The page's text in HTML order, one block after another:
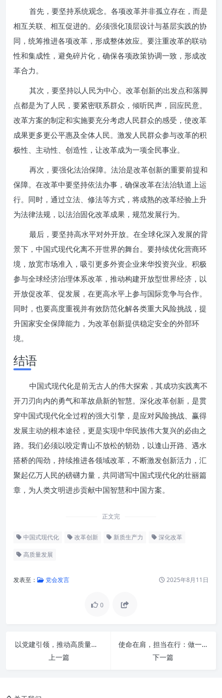
首先，要坚持系统观念。各项改革并非孤立存在，而是
相互关联、相互促进的。必须强化顶层设计与基层实践的协
同，统筹推进各项改革，形成整体效应。要注重改革的联动
性和集成性，避免碎片化，确保各项政策协调一致，形成改
革合力。
其次，要坚持以人民为中心。改革创新的出发点和落脚
点都是为了人民，要紧密联系群众，倾听民声，回应民意。
改革方案的制定和实施要充分考虑人民群众的感受，使改革
成果更多更公平惠及全体人民。激发人民群众参与改革的积
极性、主动性、创造性，让改革成为一项全民事业。
再次，要强化法治保障。法治是改革创新的重要前提和
保障。在改革中要坚持依法办事，确保改革在法治轨道上运
行。同时，通过立法、修法等方式，将成熟的改革经验上升
为法律法规，以法治固化改革成果，规范发展行为。
最后，要坚持高水平对外开放。在全球化深入发展的背
景下，中国式现代化离不开世界的舞台。要持续优化营商环
境，放宽市场准入，吸引更多外资企业来华投资兴业。积极
参与全球经济治理体系改革，推动构建开放型世界经济，以
开放促改革、促发展，在更高水平上参与国际竞争与合作。
同时，也要高度重视并有效防范化解各类重大风险挑战，提
升国家安全保障能力，为改革创新提供稳定安全的外部环
境。
结语
中国式现代化是前无古人的伟大探索，其成功实践离不
开刀刃向内的勇气和革故鼎新的智慧。深化改革创新，是贯
穿中国式现代化全过程的强大引擎，是应对风险挑战、赢得
发展主动的根本途径，更是实现中华民族伟大复兴的必由之
路。我们必须以咬定青山不放松的韧劲，以逢山开路、遇水
搭桥的闯劲，持续推进各领域改革，不断激发创新活力，汇
聚起亿万人民的磅礴力量，共同谱写中国式现代化的壮丽篇
章，为人类文明进步贡献中国智慧和中国方案。
正文完
中国式现代化 改革创新 新质生产力 深化改革
高质量发展
发表至： 党会发言 2025年8月11日
0
以党建引领，推动高质量发展：新时代中国特色社会主义的战略选择
上一篇
使命在肩，担当在行：做一名真正的新时代合格党员
下一篇
历史回响与时代命题：中国式现